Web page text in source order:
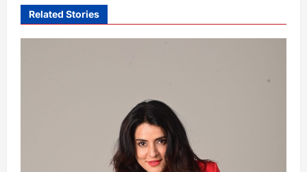
vRelated Stories